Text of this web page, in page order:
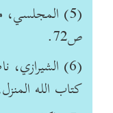
ص‏72.
(6)
كتاب الله المنزل،